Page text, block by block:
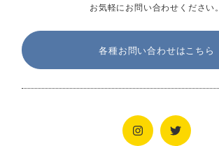
お気軽にお問い合わせください。
各種お問い合わせはこちら